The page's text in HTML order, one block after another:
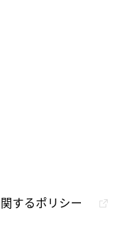
するポリシー